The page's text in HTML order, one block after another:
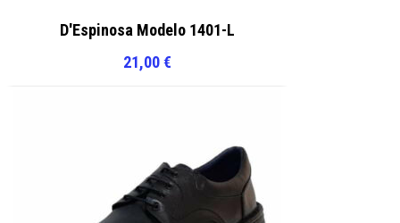
D'Espinosa Modelo 1401-L
21,00€